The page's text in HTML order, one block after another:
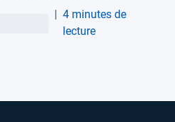
européennes
récompensées
| 4 minutes de
lecture